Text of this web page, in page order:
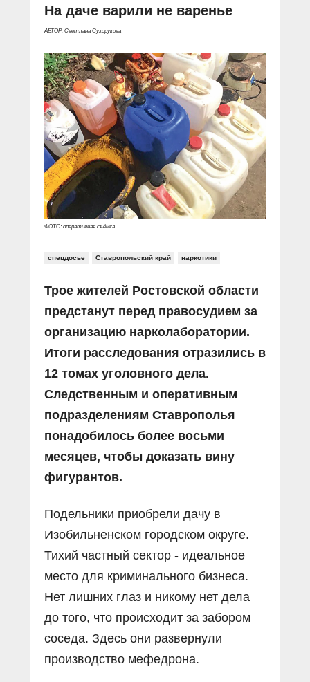
На даче варили не варенье
АВТОР: Светлана Сухорукова
ФОТО: оперативная съёмка
спецдосье Ставропольский край наркотики
Трое жителей Ростовской области
предстанут перед правосудием за
организацию нарколаборатории.
Итоги расследования отразились в
12 томах уголовного дела.
Следственным и оперативным
подразделениям Ставрополья
понадобилось более восьми
месяцев, чтобы доказать вину
фигурантов.
Подельники приобрели дачу в
Изобильненском городском округе.
Тихий частный сектор - идеальное
место для криминального бизнеса.
Нет лишних глаз и никому нет дела
до того, что происходит за забором
соседа. Здесь они развернули
производство мефедрона.